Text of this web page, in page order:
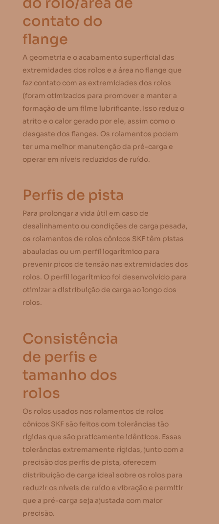
contato do
flange
A geometria e o acabamento superficial das
extremidades dos rolos e a área no flange que
faz contato com as extremidades dos rolos
(foram otimizados para promover e manter a
formação de um filme lubrificante. Isso reduz o
atrito e o calor gerado por ele, assim como o
desgaste dos flanges. Os rolamentos podem
ter uma melhor manutenção da pré-carga e
operar em níveis reduzidos de ruído.
Perfis de pista
Para prolongar a vida útil em caso de
desalinhamento ou condições de carga pesada,
os rolamentos de rolos cônicos SKF têm pistas
abauladas ou um perfil logarítmico para
prevenir picos de tensão nas extremidades dos
rolos. O perfil logarítmico foi desenvolvido para
otimizar a distribuição de carga ao longo dos
rolos.
Consistência
de perfis e
tamanho dos
rolos
Os rolos usados nos rolamentos de rolos
cônicos SKF são feitos com tolerâncias tão
rígidas que são praticamente idênticos. Essas
tolerâncias extremamente rígidas, junto com a
precisão dos perfis de pista, oferecem
distribuição de carga ideal sobre os rolos para
reduzir os níveis de ruído e vibração e permitir
que a pré-carga seja ajustada com maior
precisão.